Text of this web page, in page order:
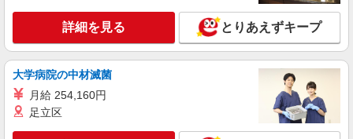
製品の圧縮・運搬
時給1300円交通費全額支給
広島県三原市 ＊車・バイク通勤OK
キープ 詳細を見る
正社員
詳細を見る とりあえずキープ
大学病院の中材滅菌
月給 254,160円
足立区